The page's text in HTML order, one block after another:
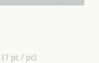
(1 pc / pc)